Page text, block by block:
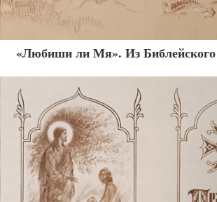
«Любиши ли Мя». Из Библейского